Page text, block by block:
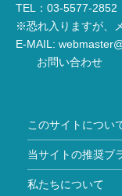
TEL：03-5577-2852
※恐れ入りますが、
E-MAIL:
お問い合わせ
このサイトについ
当サイトの推奨ブ
私たちについて